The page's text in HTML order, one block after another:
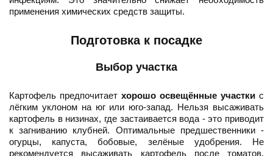
применения химических средств защиты.
Подготовка к посадке
Выбор участка
Картофель предпочитает хорошо освещённые участки с
лёгким уклоном на юг или юго-запад. Нельзя высаживать
картофель в низинах, где застаивается вода - это приводит
к загниванию клубней. Оптимальные предшественники -
огурцы, капуста, бобовые, зелёные удобрения. Не
рекомендуется высаживать картофель после томатов,